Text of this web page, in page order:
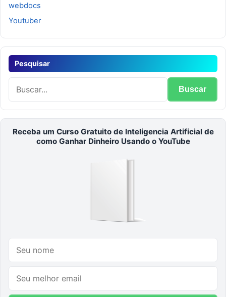
webdocs
Youtuber
Pesquisar
Buscar
Receba um Curso Gratuito de Inteligencia Artificial de
como Ganhar Dinheiro Usando o YouTube